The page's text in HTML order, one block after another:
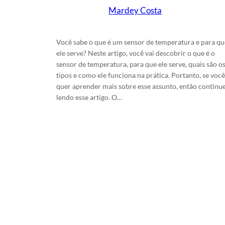
Mardey Costa
Você sabe o que é um sensor de temperatura e para
ele serve? Neste artigo, você vai descobrir o que é o
sensor de temperatura, para que ele serve, quais são os
tipos e como ele funciona na prática. Portanto, se você
quer aprender mais sobre esse assunto, então
lendo esse artigo. O…